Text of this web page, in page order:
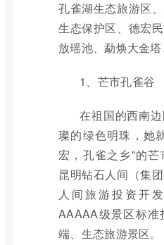
孔雀湖生态旅游区
生态保护区、德宏
放瑶池、勐焕大金塔
1、芒市孔雀谷
在祖国的西南
璨的绿色明珠，她
宏，孔雀之乡”的
昆明钻石人间（集
人间旅游投资开
AAAAA级景区标
端、生态旅游景区。